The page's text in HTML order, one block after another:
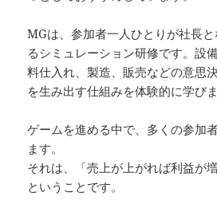
MGは、参加者一人ひとりが社長
るシミュレーション研修です。設
料仕入れ、製造、販売などの意思
を生み出す仕組みを体験的に学びま
ゲームを進める中で、多くの参加
ます。
それは、「売上が上がれば利益が
ということです。